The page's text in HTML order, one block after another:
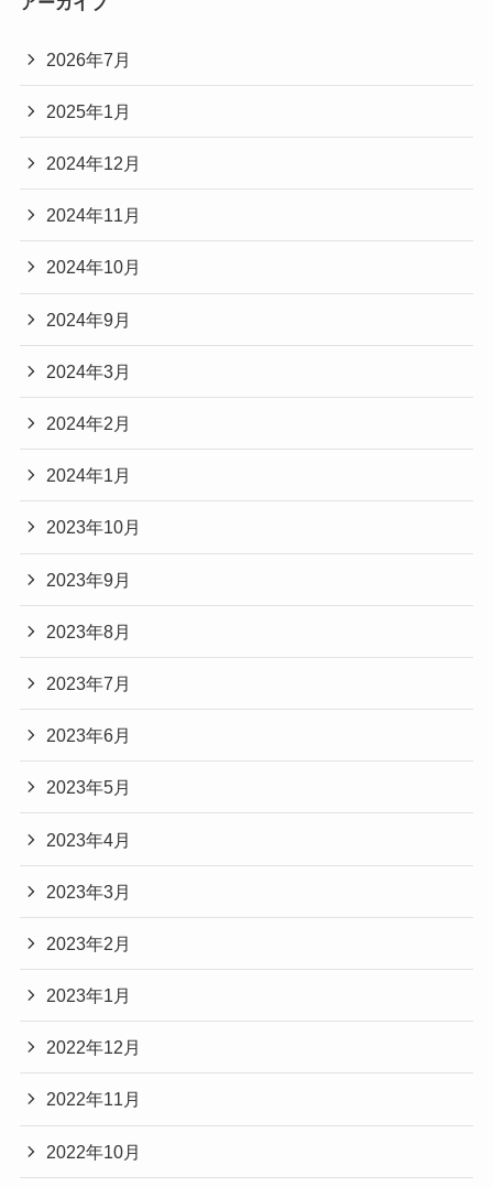
2026年7月
2025年1月
2024年12月
2024年11月
2024年10月
2024年9月
2024年3月
2024年2月
2024年1月
2023年10月
2023年9月
2023年8月
2023年7月
2023年6月
2023年5月
2023年4月
2023年3月
2023年2月
2023年1月
2022年12月
2022年11月
2022年10月